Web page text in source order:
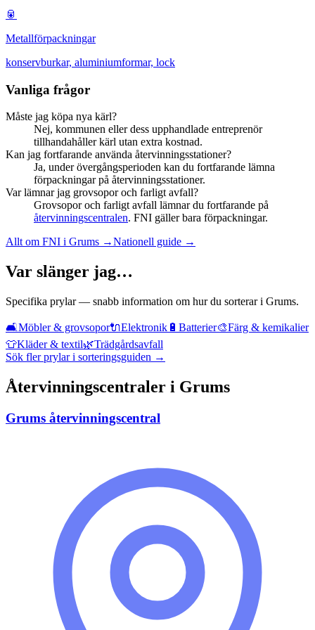
🥫
Metallförpackningar
konservburkar, aluminiumformar, lock
Vanliga frågor
Måste jag köpa nya kärl?
Nej, kommunen eller dess upphandlade entreprenör
tillhandahåller kärl utan extra kostnad.
Kan jag fortfarande använda återvinningsstationer?
Ja, under övergångsperioden kan du fortfarande lämna
förpackningar på återvinningsstationer.
Var lämnar jag grovsopor och farligt avfall?
Grovsopor och farligt avfall lämnar du fortfarande på
återvinningscentralen. FNI gäller bara förpackningar.
Allt om FNI i Grums →Nationell guide →
Var slänger jag…
Specifika prylar — snabb information om hur du sorterar i Grums.
🛋️Möbler & grovsopor🔌Elektronik 🔋 Batterier🎨Färg & kemikalier
👕Kläder & textil🌿Trädgårdsavfall
Sök fler prylar i sorteringsguiden →
Återvinningscentraler i Grums
Grums återvinningscentral